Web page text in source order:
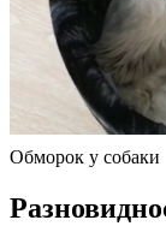
Обморок у собаки